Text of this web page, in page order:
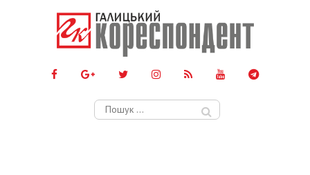
Пошук: